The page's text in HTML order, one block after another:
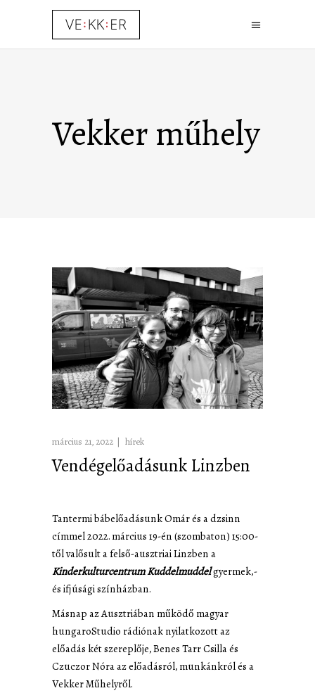
Vekker műhely
március 21, 2022 hírek
Vendégelőadásunk Linzben
Tantermi bábelőadásunk Omár és a dzsinn
címmel 2022. március 19-én (szombaton) 15:00-
től valősult a felső-ausztriai Linzben a
Kinderkulturcentrum Kuddelmuddelgyermek,-
és ifjúsági színházban.
Másnap az Ausztriában működő magyar
hungaroStudio rádiónak nyilatkozott az
előadás két szereplője, Benes Tarr Csilla és
Czuczor Nóra az előadásról, munkánkról és a
Vekker Műhelyről.